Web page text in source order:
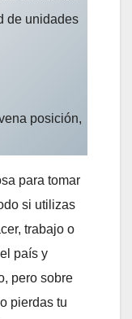
de unidades
posición,
para tomar
si utilizas
trabajo o
país y
pero sobre
pierdas tu